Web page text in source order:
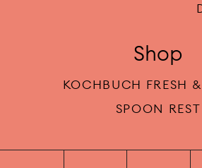
Shop
KOCHBUCH FRESH
SPOON REST